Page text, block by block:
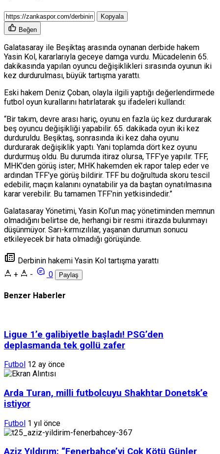
Kopyala
Beğen
Galatasaray ile Beşiktaş arasında oynanan derbide hakem
Yasin Kol, kararlarıyla geceye damga vurdu. Mücadelenin 65.
dakikasında yapılan oyuncu değişiklikleri sırasında oyunun iki
kez durdurulması, büyük tartışma yarattı.
Eski hakem Deniz Çoban, olayla ilgili yaptığı değerlendirmede
futbol oyun kurallarını hatırlatarak şu ifadeleri kullandı:
“Bir takım, devre arası hariç, oyunu en fazla üç kez durdurarak
beş oyuncu değişikliği yapabilir. 65. dakikada oyun iki kez
durduruldu. Beşiktaş, sonrasında iki kez daha oyunu
durdurarak değişiklik yaptı. Yani toplamda dört kez oyunu
durdurmuş oldu. Bu durumda itiraz olursa, TFF’ye yapılır. TFF,
MHK’den görüş ister; MHK hakemden ek rapor talep eder ve
ardından TFF’ye görüş bildirir. TFF bu doğrultuda skoru tescil
edebilir, maçın kalanını oynatabilir ya da baştan oynatılmasına
karar verebilir. Bu tamamen TFF’nin yetkisindedir.”
Galatasaray Yönetimi, Yasin Kol’un maç yönetiminden memnun
olmadığını belirtse de, herhangi bir resmi itirazda bulunmayı
düşünmüyor. Sarı-kırmızılılar, yaşanan durumun sonucu
etkileyecek bir hata olmadığı görüşünde.
Derbinin hakemi Yasin Kol tartışma yarattı
+
- 0 Paylaş
Benzer Haberler
Ligue 1’e galibiyetle başladı! PSG’den
deplasmanda tek gollü zafer
Futbol 12 ay önce
Arda Turan, milli futbolcuyu Shakhtar Donetsk’e
istiyor
Futbol 1 yıl önce
Aziz Yıldırım: “Fenerbahçe’yi Çok Kötü Günler